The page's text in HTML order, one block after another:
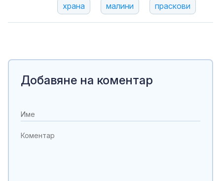
храна малини праскови
Добавяне на коментар